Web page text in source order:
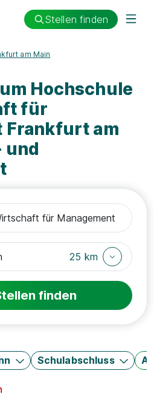
Stellen finden
am Main
Hochschule
für
Frankfurt am
und
25 km
finden
Schulabschluss